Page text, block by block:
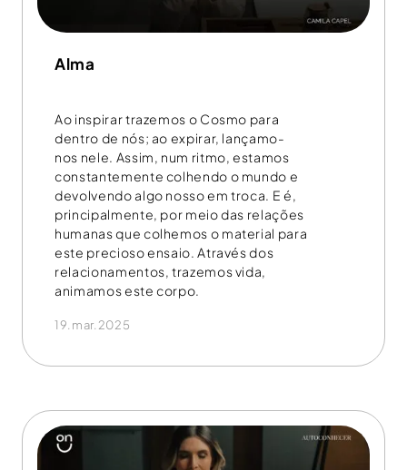
Alma
Ao inspirar trazemos o Cosmo para
dentro de nós; ao expirar, lançamo-
nos nele. Assim, num ritmo, estamos
constantemente colhendo o mundo e
devolvendo algo nosso em troca. E é,
principalmente, por meio das relações
humanas que colhemos o material para
este precioso ensaio. Através dos
relacionamentos, trazemos vida,
animamos este corpo.
19.mar.2025